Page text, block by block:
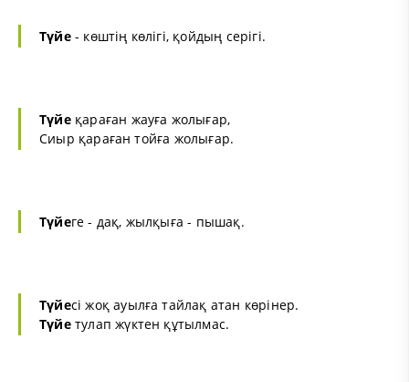
Түйе- көштің көлігі, қойдың серігі.
Түйеқараған жауға жолығар,
Сиыр қараған тойға жолығар.
Түйеге - дақ, жылқыға - пышақ.
Түйесі жоқ ауылға тайлақ атан көрінер.
Түйетулап жүктен құтылмас.